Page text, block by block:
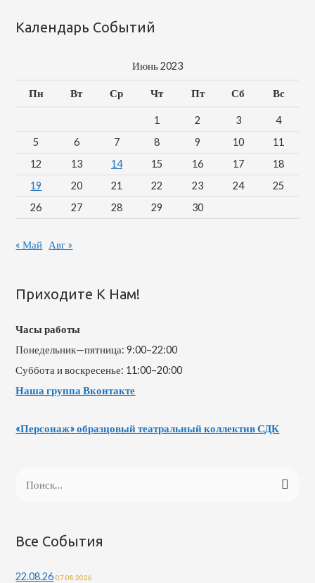
Календарь Событий
Июнь 2023
Пн Вт Ср Чт Пт Сб Вс
1 2 3
4
5
6 7 8 9 10
11
12
13 14 15 16 17
18
19
20 21 22 23 24
25
26
27 28 29 30
« Май Авг »
Приходите К Нам!
Часы работы
Понедельник—пятница: 9:00–22:00
Суббота и воскресенье: 11:00–20:00
Наша группа Вконтакте
«Персонаж» образцовый театральный коллектив СДК
Все События
22.08.26 07.08.2026